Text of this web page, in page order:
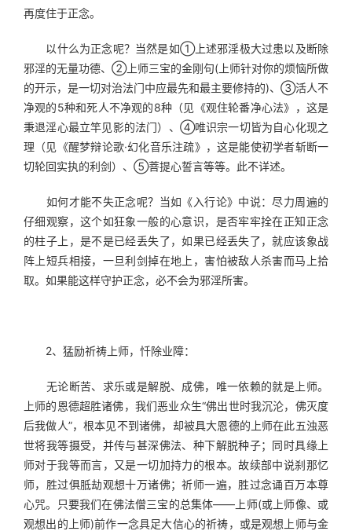
再度住于正念。
以什么为正念呢？当然是如①上述邪淫极大过患以及断除
邪淫的无量功德、②上师三宝的金刚句(上师针对你的烦恼所做
的开示，是一切对治法门中应最先和最主要修持的)、③活人不
净观的5种和死人不净观的8种（见《观住轮番净心法》，这是
秉退淫心最立竿见影的法门）、④唯识宗一切皆为自心化现之
理（见《醒梦辩论歌·幻化音乐注疏》，这是能使初学者斩断一
切轮回实执的利剑）、⑤菩提心誓言等等。此不详述。
如何才能不失正念呢？当如《入行论》中说：尽力周遍的
仔细观察，这个如狂象一般的心意识，是否牢牢拴在正知正念
的柱子上，是不是已经丢失了，如果已经丢失了，就应该象战
阵上短兵相接，一旦利剑掉在地上，害怕被敌人杀害而马上拾
取。如果能这样守护正念，必不会为邪淫所害。
2、猛励祈祷上师，忏除业障：
无论断苦、求乐或是解脱、成佛，唯一依赖的就是上师。
上师的恩德超胜诸佛，我们恶业众生“佛出世时我沉沦，佛灭度
后我做人”，根本见不到诸佛，却被具大恩德的上师在此五浊恶
世将我等摄受，并传与甚深佛法、种下解脱种子；同时具缘上
师对于我等而言，又是一切加持力的根本。故续部中说刹那忆
师，胜过俱胝劫观想十万诸佛；祈师一遍，胜过念诵百万本尊
心咒。只要我们在佛法僧三宝的总集体——上师(或上师像、或
观想出的上师)前作一念具足大信心的祈祷，或是观想上师与金